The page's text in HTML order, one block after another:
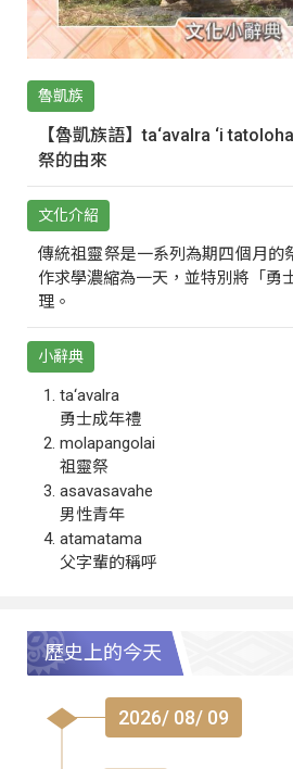
魯凱族
【魯凱族語】ta‘avalra ‘i
祭的由來
文化介紹
傳統祖靈祭是一系列為期四個月的
作求學濃縮為一天，並特別將「勇
理。
小辭典
ta‘avalra
勇士成年禮
molapangolai
祖靈祭
asavasavahe
男性青年
atamatama
父字輩的稱呼
歷史上的今天
2026/ 08/ 09